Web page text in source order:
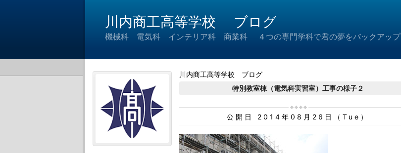
川内商工高等学校 ブログ
機械科 電気科 インテリア科 商業科 ４つの専門学科で君の夢をバックアップ
川内商工高等学校 ブログ
特別教室棟（電気科実習室）工事の様子２
公開日 2014年08月26日（Tue）